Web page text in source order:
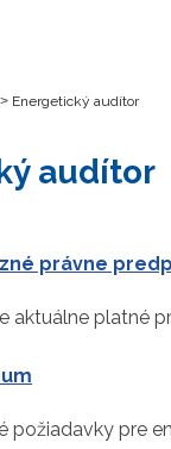
> Energetický audítor
audítor
právne
aktuálne platné
požiadavky pre